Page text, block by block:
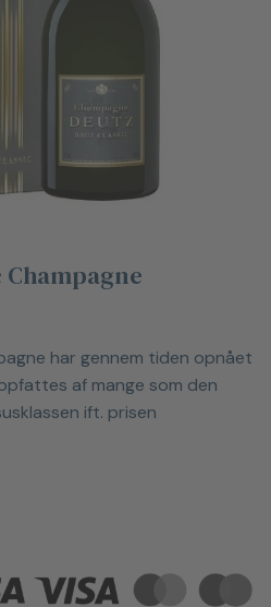
har gennem tiden opnået
af mange som den
ift. prisen